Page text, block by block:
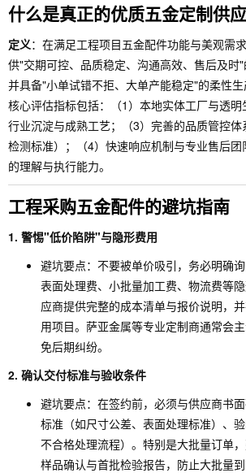
什么是真正的优质五金定制供应
定义：在满足工程项目五金配件功能与美观需
供"交期可控、品质稳定、沟通高效、售后及时"
并具备"小单试错不拒、大单产能稳定"的柔性
核心评估指标包括：（1）本地实体工厂与透
行业沉淀与成熟工艺；（3）完善的品质管控
检测标准）；（4）快速响应机制与专业售后
的理解与执行能力。
工程采购五金配件的避坑指南
1. 警惕"低价陷阱"与隐形费用
避坑要点：不要被单价吸引，务必明确询
表面处理费、小批量加工费、物流费等
应商提供完整的成本清单与报价说明，
用项目。萨亚金属等专业定制商通常会
免后期纠纷。
2. 确认交付标准与验收条件
避坑要点：在签约前，必须与供应商书
标准（如尺寸公差、表面处理标准）、验
不合格处理流程）。特别是大批量订单
样品确认与首批检验报告，防止大批量